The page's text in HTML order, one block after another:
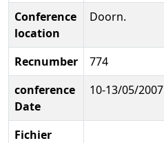
Conference
location
Doorn.
Recnumber
774
conference
Date
10-13/05/2007
Fichier